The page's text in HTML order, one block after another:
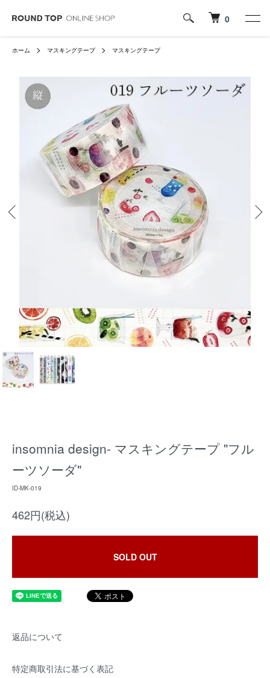
0
ホーム マスキングテープ マスキングテープ
insomnia design- マスキングテープ "フル
ーツソーダ"
ID-MK-019
462円(税込)
SOLD OUT
返品について
特定商取引法に基づく表記